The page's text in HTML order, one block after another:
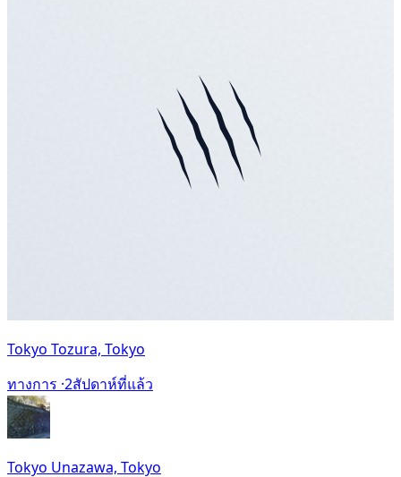
Tokyo Tozura, Tokyo
ทางการ ·2สัปดาห์ที่แล้ว
Tokyo Unazawa, Tokyo